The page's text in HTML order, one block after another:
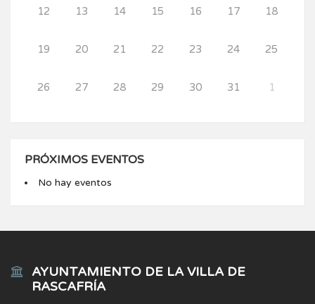
12 13 14 15 16 17 18
19 20 21 22 23 24 25
26 27 28 29 30 31 1
PRÓXIMOS EVENTOS
No hay eventos
AYUNTAMIENTO DE LA VILLA DE
RASCAFRÍA